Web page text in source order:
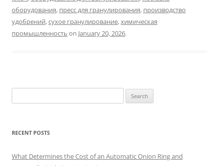
оборудования, пресс для гранулирования, производство
удобрений,сухое гранулирование,химическая
промышленность on January 20, 2026.
for:
RECENT POSTS
What Determines the Cost of an Automatic Onion Ring and